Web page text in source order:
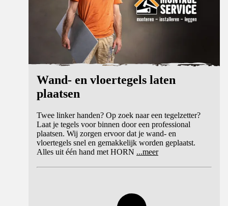
Wand- en vloertegels laten
plaatsen
Twee linker handen? Op zoek naar een tegelzetter?
Laat je tegels voor binnen door een professional
plaatsen. Wij zorgen ervoor dat je wand- en
vloertegels snel en gemakkelijk worden geplaatst.
Alles uit één hand met HORN ...meer